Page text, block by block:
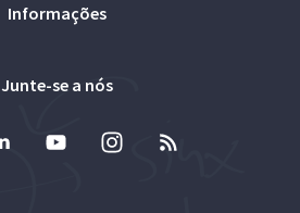
Informações
Junte-se a nós